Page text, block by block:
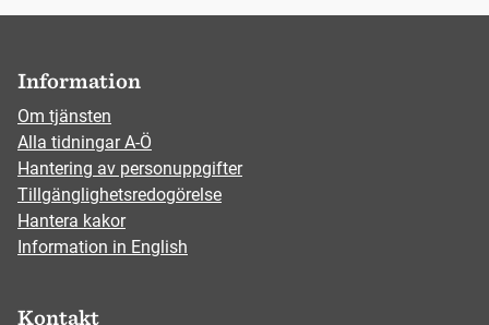
Information
Om tjänsten
Alla tidningar A-Ö
Hantering av personuppgifter
Tillgänglighetsredogörelse
Hantera kakor
Information in English
Kontakt